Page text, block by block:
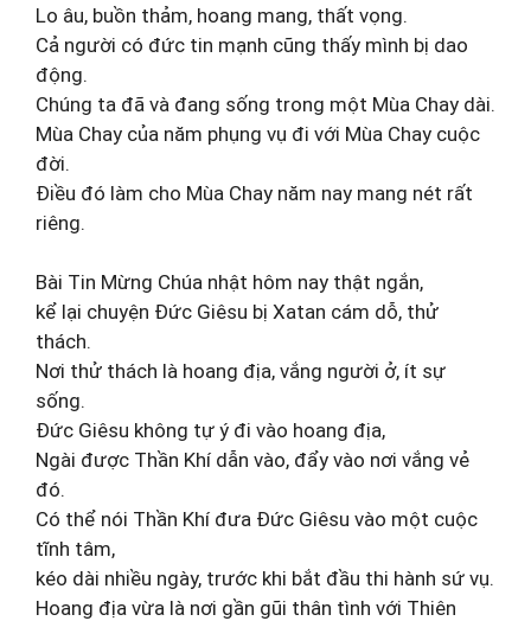
Lo âu, buồn thảm, hoang mang, thất vọng.
Cả người có đức tin mạnh cũng thấy mình bị dao
động.
Chúng ta đã và đang sống trong một Mùa Chay dài.
Mùa Chay của năm phụng vụ đi với Mùa Chay cuộc
đời.
Điều đó làm cho Mùa Chay năm nay mang nét rất
riêng.
Bài Tin Mừng Chúa nhật hôm nay thật ngắn,
kể lại chuyện Đức Giêsu bị Xatan cám dỗ, thử
thách.
Nơi thử thách là hoang địa, vắng người ở, ít sự
sống.
Đức Giêsu không tự ý đi vào hoang địa,
Ngài được Thần Khí dẫn vào, đẩy vào nơi vắng vẻ
đó.
Có thể nói Thần Khí đưa Đức Giêsu vào một cuộc
tĩnh tâm,
kéo dài nhiều ngày, trước khi bắt đầu thi hành sứ vụ.
Hoang địa vừa là nơi gần gũi thân tình với Thiên